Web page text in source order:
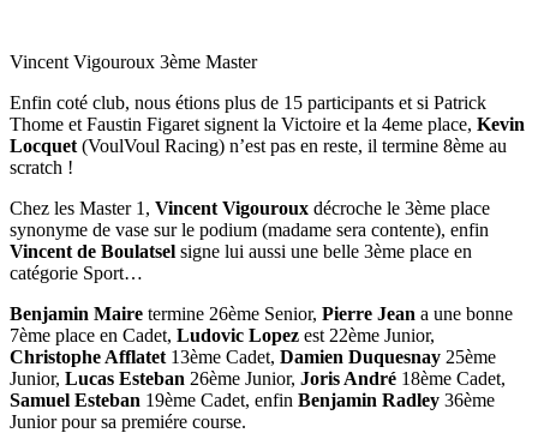
Vincent Vigouroux 3ème Master
Enfin coté club, nous étions plus de 15 participants et si Patrick
Thome et Faustin Figaret signent la Victoire et la 4eme place, Kevin
Locquet (VoulVoul Racing) n’est pas en reste, il termine 8ème au
scratch !
Chez les Master 1, Vincent Vigouroux décroche le 3ème place
synonyme de vase sur le podium (madame sera contente), enfin
Vincent de Boulatsel signe lui aussi une belle 3ème place en
catégorie Sport…
Benjamin Maire termine 26ème Senior, Pierre Jean a une bonne
7ème place en Cadet, Ludovic Lopez est 22ème Junior,
Christophe Afflatet 13ème Cadet, Damien Duquesnay 25ème
Junior, Lucas Esteban 26ème Junior, Joris André 18ème Cadet,
Samuel Esteban 19ème Cadet, enfin Benjamin Radley 36ème
Junior pour sa premiére course.